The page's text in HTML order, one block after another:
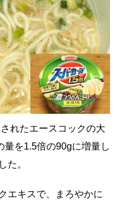
れたエースコックの大
量を1.5倍の90gに増量し
た。
エキスで、まろやかに